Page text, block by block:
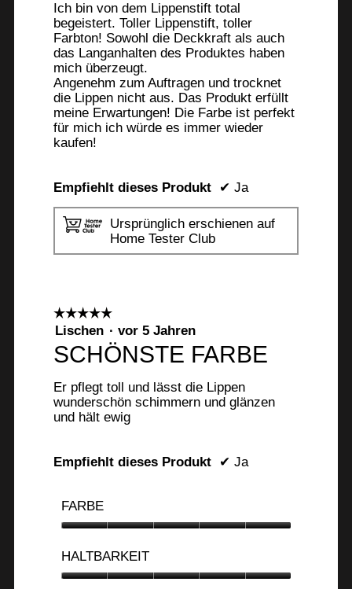
Ich bin von dem Lippenstift total
begeistert. Toller Lippenstift, toller
Farbton! Sowohl die Deckkraft als auch
das Langanhalten des Produktes haben
mich überzeugt.
Angenehm zum Auftragen und trocknet
die Lippen nicht aus. Das Produkt erfüllt
meine Erwartungen! Die Farbe ist perfekt
für mich ich würde es immer wieder
kaufen!
Empfiehlt dieses Produkt ✔ Ja
Ursprünglich erschienen auf
Home Tester Club
☆☆☆☆☆
☆☆☆☆☆
5
5
Lischen · vor 5 Jahren
SCHÖNSTE FARBE
Er pflegt toll und lässt die Lippen
wunderschön schimmern und glänzen
und hält ewig
Empfiehlt dieses Produkt ✔ Ja
FARBE
5
von
5
HALTBARKEIT